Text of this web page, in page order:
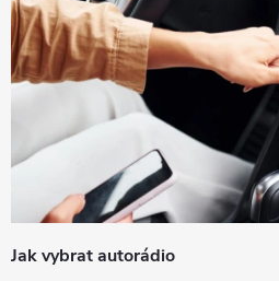
Jak vybrat autorádio